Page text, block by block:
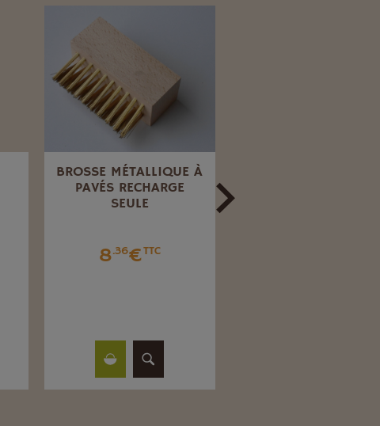
BROSSE MÉTALLIQUE À
PAVÉS RECHARGE
SEULE
8.36€TTC